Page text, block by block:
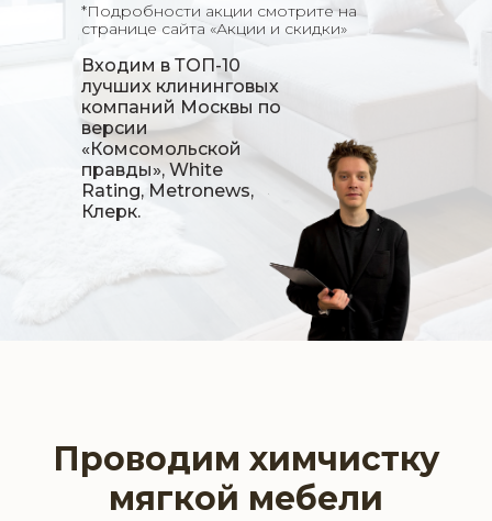
Входим в ТОП-10
лучших клининговых
компаний Москвы по
версии
«Комсомольской
правды», White
Rating, Metronews,
Клерк.
*Подробности акции смотрите на
странице сайта «Акции и скидки»
Проводим химчистку
мягкой мебели